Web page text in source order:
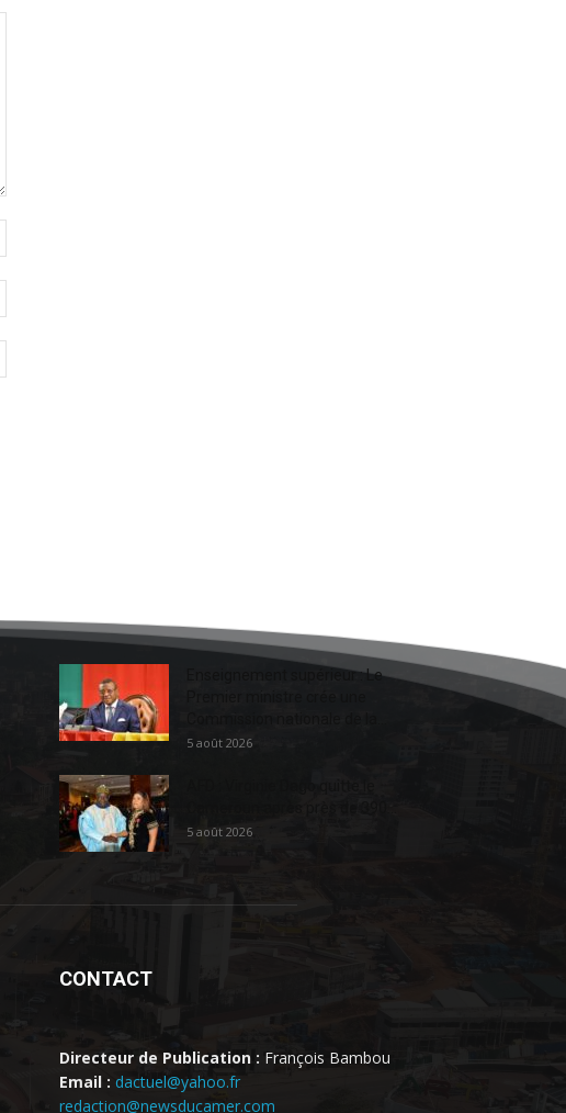
:*
:*
:
Enseignement supérieur : Le
5 août 2026
5 août 2026
CONTACT
Directeur de Publication : François Bambou
Email : dactuel@yahoo.fr
redaction@newsducamer.com